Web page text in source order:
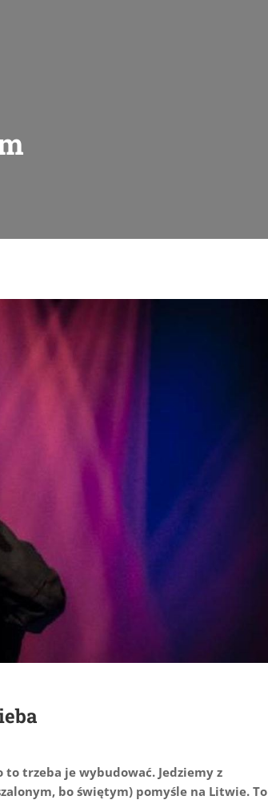
to trzeba je wybudować. Jedziemy z
bo świętym) pomyśle na Litwie. To